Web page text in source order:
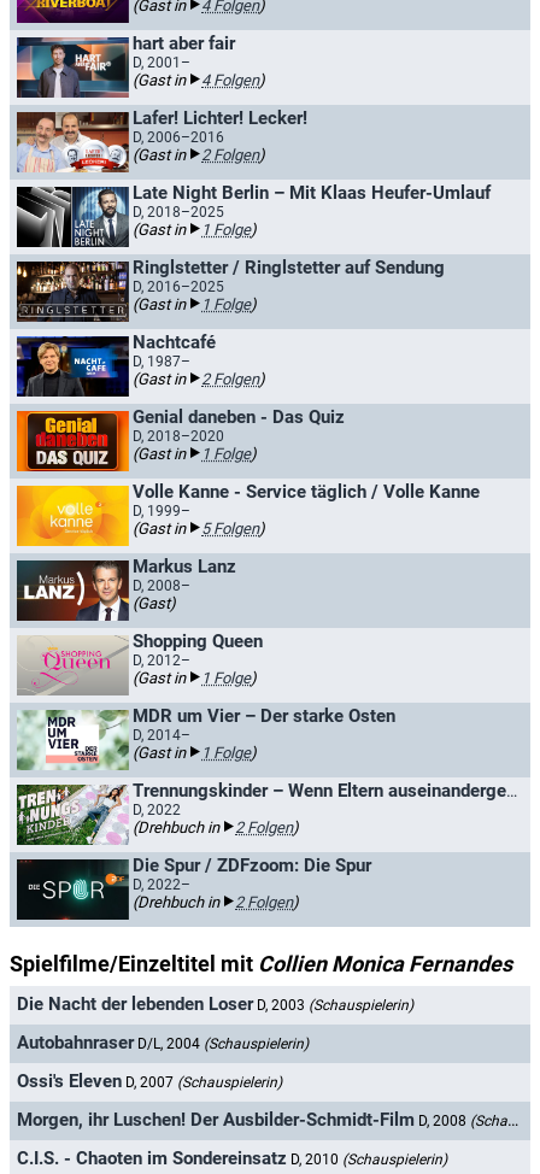
(Gast in 4 Folgen)
hart aber fair
D, 2001–
(Gast in 4 Folgen)
Lafer! Lichter! Lecker!
D, 2006–2016
(Gast in 2 Folgen)
Late Night Berlin – Mit Klaas Heufer-Umlauf
D, 2018–2025
(Gast in 1 Folge)
Ringlstetter / Ringlstetter auf Sendung
D, 2016–2025
(Gast in 1 Folge)
Nachtcafé
D, 1987–
(Gast in 2 Folgen)
Genial daneben - Das Quiz
D, 2018–2020
(Gast in 1 Folge)
Volle Kanne - Service täglich / Volle Kanne
D, 1999–
(Gast in 5 Folgen)
Markus Lanz
D, 2008–
(Gast)
Shopping Queen
D, 2012–
(Gast in 1 Folge)
MDR um Vier – Der starke Osten
D, 2014–
(Gast in 1 Folge)
Trennungskinder – Wenn Eltern auseinandergehen
D, 2022
(Drehbuch in 2 Folgen)
Die Spur / ZDFzoom: Die Spur
D, 2022–
(Drehbuch in 2 Folgen)
Spielfilme/Einzeltitel mit Collien Monica Fernandes
Die Nacht der lebenden Loser D, 2003 (Schauspielerin)
Autobahnraser D/L, 2004 (Schauspielerin)
Ossi's Eleven D, 2007 (Schauspielerin)
Morgen, ihr Luschen! Der Ausbilder-Schmidt-Film D, 2008 (Schauspielerin)
C.I.S. - Chaoten im Sondereinsatz D, 2010 (Schauspielerin)